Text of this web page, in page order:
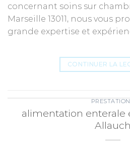
concernant soins sur
Marseille 13011, nous vous
grande expertise et
CONTINUER LA
alimentation enterale
Allauch